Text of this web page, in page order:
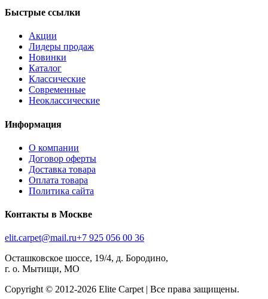
Быстрые ссылки
Акции
Лидеры продаж
Новинки
Каталог
Классические
Современные
Неоклассические
Информация
О компании
Договор оферты
Доставка товара
Оплата товара
Политика сайта
Контакты в Москве
elit.carpet@mail.ru+7 925 056 00 36
Осташковское шоссе, 19/4, д. Бородино,
г. о. Мытищи, МО
Copyright © 2012-2026 Elite Carpet | Все права защищены.